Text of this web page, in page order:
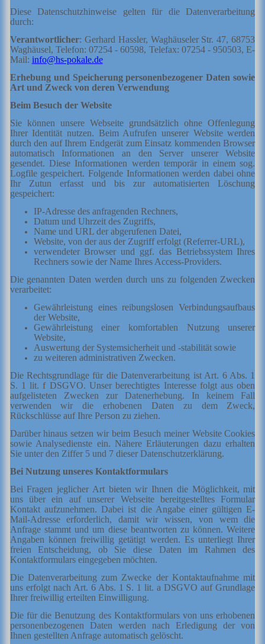
Diese Datenschutzhinweise gelten für die Datenverarbeitung
durch:
Verantwortlicher: Gerhard Hassler, Waghäuseler Str. 47, 68753
Waghäusel, Telefon: 07254 - 60598, Telefax: 07254 - 950503, E-
Mail: info@hs-pokale.de
Erhebung und Speicherung personenbezogener Daten sowie
Art und Zweck von deren Verwendung
Beim Besuch der Website
Sie können unsere Webseite grundsätzlich ohne Offenlegung
Ihrer Identität nutzen. Beim Aufrufen unserer Website werden
durch den auf Ihrem Endgerät zum Einsatz kommenden Browser
automatisch Informationen an den Server unserer Website
gesendet. Diese Informationen werden temporär in einem sog.
Logfile gespeichert. Folgende Informationen werden dabei ohne
Ihr Zutun erfasst und bis zur automatisierten Löschung
gespeichert:
IP-Adresse des anfragenden Rechners,
Datum und Uhrzeit des Zugriffs,
Name und URL der abgerufenen Datei,
Website, von der aus der Zugriff erfolgt (Referrer-URL),
verwendeter Browser und ggf. das Betriebssystem Ihres
Rechners sowie der Name Ihres Access-Providers.
Die genannten Daten werden durch uns zu folgenden Zwecken
verarbeitet:
Gewährleistung eines reibungslosen Verbindungsaufbaus
der Website,
Gewährleistung einer komfortablen Nutzung unserer
Website,
Auswertung der Systemsicherheit und -stabilität sowie
zu weiteren administrativen Zwecken.
Die Rechtsgrundlage für die Datenverarbeitung ist Art. 6 Abs. 1
S. 1 lit. f DSGVO. Unser berechtigtes Interesse folgt aus oben
aufgelisteten Zwecken zur Datenerhebung. In keinem Fall
verwenden wir die erhobenen Daten zu dem Zweck,
Rückschlüsse auf Ihre Person zu ziehen.
Darüber hinaus setzen wir beim Besuch meiner Website Cookies
sowie Analysedienste ein. Nähere Erläuterungen dazu erhalten
Sie unter den Ziffer 5 und 7 dieser Datenschutzerklärung.
Bei Nutzung unseres Kontaktformulars
Bei Fragen jeglicher Art bieten wir Ihnen die Möglichkeit, mit
uns über ein auf unserer Webseite bereitgestelltes Formular
Kontakt aufzunehmen. Dabei ist die Angabe einer gültigen E-
Mail-Adresse erforderlich, damit wir wissen, von wem die
Anfrage stammt und um diese beantworten zu können. Weitere
Angaben können freiwillig getätigt werden. Es unterliegt Ihrer
freien Entscheidung, ob Sie diese Daten im Rahmen des
Kontaktformulars eingegeben möchten.
Die Datenverarbeitung zum Zwecke der Kontaktaufnahme mit
uns erfolgt nach Art. 6 Abs. 1 S. 1 lit. a DSGVO auf Grundlage
Ihrer freiwillig erteilten Einwilligung.
Die für die Benutzung des Kontaktformulars von uns erhobenen
personenbezogenen Daten werden nach Erledigung der von
Ihnen gestellten Anfrage automatisch gelöscht.